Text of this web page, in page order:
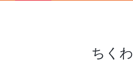
ちくわ